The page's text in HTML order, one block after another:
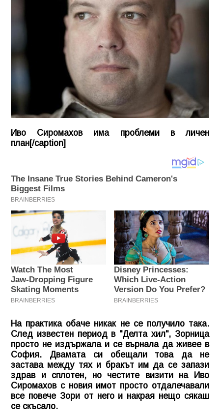
Иво Сиромахов има проблеми в личен
план[/caption]
На практика обаче никак не се получило така.
След известен период в "Делта хил", Зорница
просто не издържала и се върнала да живее в
София. Двамата си обещали това да не
застава между тях и бракът им да се запази
здрав и сплотен, но честите визити на Иво
Сиромахов с новия имот просто отдалечавали
все повече Зори от него и накрая нещо сякаш
се скъсало.